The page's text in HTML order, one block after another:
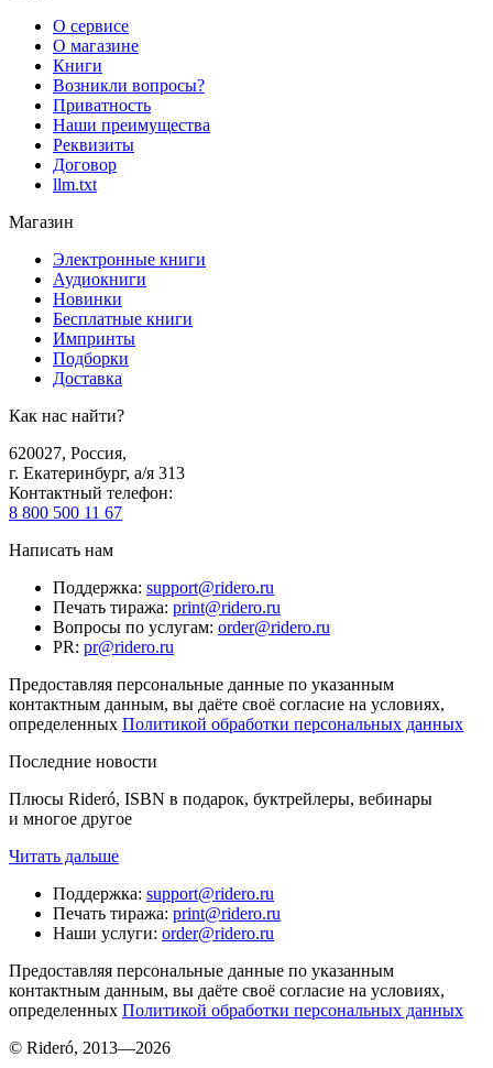
О сервисе
О магазине
Книги
Возникли вопросы?
Приватность
Наши преимущества
Реквизиты
Договор
llm.txt
Магазин
Электронные книги
Аудиокниги
Новинки
Бесплатные книги
Импринты
Подборки
Доставка
Как нас найти?
620027, Россия,
г. Екатеринбург, а/я 313
Контактный телефон:
8 800 500 11 67
Написать нам
Поддержка: support@ridero.ru
Печать тиража: print@ridero.ru
Вопросы по услугам: order@ridero.ru
PR: pr@ridero.ru
Предоставляя персональные данные по указанным
контактным данным, вы даёте своё согласие на условиях,
определенных Политикой обработки персональных данных
Последние новости
Плюсы Rideró, ISBN в подарок, буктрейлеры, вебинары
и многое другое
Читать дальше
Поддержка: support@ridero.ru
Печать тиража: print@ridero.ru
Наши услуги: order@ridero.ru
Предоставляя персональные данные по указанным
контактным данным, вы даёте своё согласие на условиях,
определенных Политикой обработки персональных данных
© Rideró, 2013—2026